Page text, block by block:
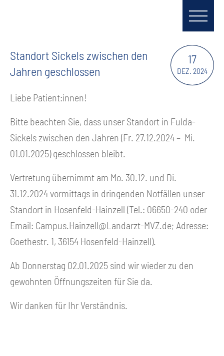
17
DEZ. 2024
Standort Sickels zwischen den
Jahren geschlossen
Liebe Patient:innen!
Bitte beachten Sie, dass unser Standort in Fulda-
Sickels zwischen den Jahren (Fr. 27.12.2024 – Mi.
01.01.2025) geschlossen bleibt.
Vertretung übernimmt am Mo. 30.12. und Di.
31.12.2024 vormittags in dringenden Notfällen unser
Standort in Hosenfeld-Hainzell (Tel.: 06650-240 oder
Email: Campus.Hainzell@Landarzt-MVZ.de; Adresse:
Goethestr. 1, 36154 Hosenfeld-Hainzell).
Ab Donnerstag 02.01.2025 sind wir wieder zu den
gewohnten Öffnungszeiten für Sie da.
Wir danken für Ihr Verständnis.